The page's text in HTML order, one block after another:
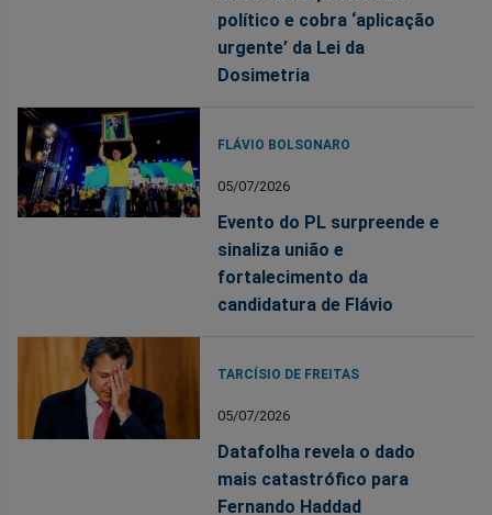
político e cobra ‘aplicação
urgente’ da Lei da
Dosimetria
FLÁVIO BOLSONARO
05/07/2026
Evento do PL surpreende e
sinaliza união e
fortalecimento da
candidatura de Flávio
TARCÍSIO DE FREITAS
05/07/2026
Datafolha revela o dado
mais catastrófico para
Fernando Haddad